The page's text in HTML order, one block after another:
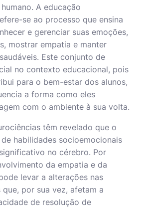
A educação
se ao processo que ensina
e gerenciar suas emoções,
mostrar empatia e manter
Este conjunto de
no contexto educacional, pois
para o bem-estar dos alunos,
a forma como eles
com o ambiente à sua volta.
têm revelado que o
habilidades socioemocionais
no cérebro. Por
da empatia e da
levar a alterações nas
que, por sua vez, afetam a
de resolução de